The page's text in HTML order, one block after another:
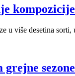
u više desetina
sezone